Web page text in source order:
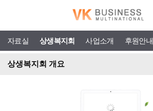
자료실 상생복지회 사업소개 후원안내
상생복지회 개요